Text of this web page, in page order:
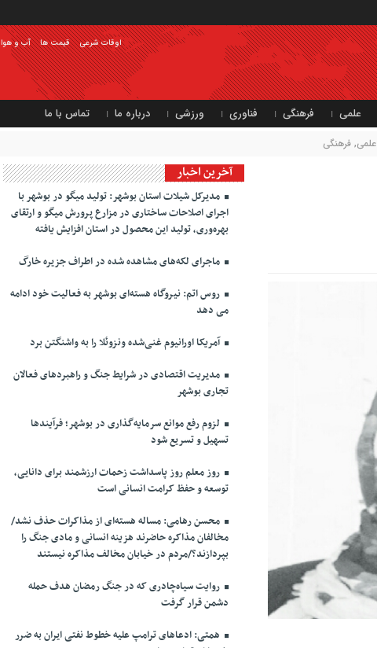
آب و هوا قیمت ها اوقات شرعی
علمی فرهنگی فناوری ورزشی درباره ما تماس با ما
علمی, فرهنگی
آخرین اخبار
مدیرکل شیلات استان بوشهر: تولید میگو در بوشهر با
اجرای اصلاحات ساختاری در مزارع پرورش میگو و ارتقای
بهره‌وری، تولید این محصول در استان افزایش یافته
ماجرای لکه‌های مشاهده شده در اطراف جزیره خارگ
روس اتم: نیروگاه هسته‌ای بوشهر به فعالیت خود ادامه
می دهد
آمریکا اورانیوم غنی‌شده ونزوئلا را به واشنگتن برد
مدیریت اقتصادی در شرایط جنگ و راهبردهای فعالان
تجاری بوشهر
لزوم رفع موانع سرمایه‌گذاری در بوشهر؛ فرآیندها
تسهیل و تسریع شود
روز معلم روز پاسداشت زحمات ارزشمند برای دانایی،
توسعه و حفظ کرامت انسانی است
محسن رهامی: مساله هسته‌ای از مذاکرات حذف نشد/
مخالفان مذاکره حاضرند هزینه انسانی و مادی جنگ را
بپردازند؟/مردم در خیابان مخالف مذاکره نیستند
روایت سیاه‌چادری که در جنگ رمضان هدف حمله
دشمن قرار گرفت
همتی: ادعاهای ترامپ علیه خطوط نفتی ایران به ضرر